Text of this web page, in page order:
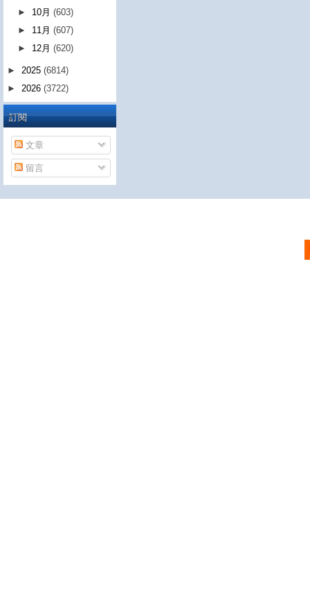
► 10月(603)
► 11月(607)
► 12月(620)
► 2025 (6814)
► 2026 (3722)
訂閱
文章
留言